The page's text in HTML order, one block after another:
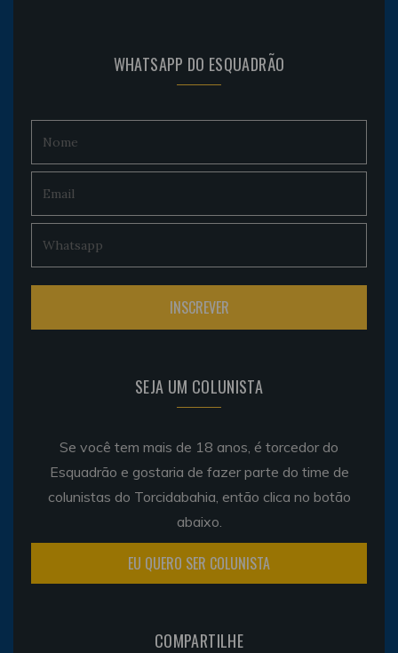
WHATSAPP DO ESQUADRÃO
SEJA UM COLUNISTA
Se você tem mais de 18 anos, é torcedor do
Esquadrão e gostaria de fazer parte do time de
colunistas do Torcidabahia, então clica no botão
abaixo.
EU QUERO SER COLUNISTA
COMPARTILHE